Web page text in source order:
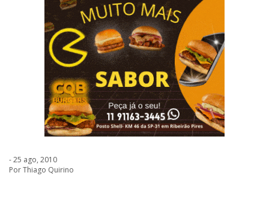
- 25 ago, 2010
Por Thiago Quirino